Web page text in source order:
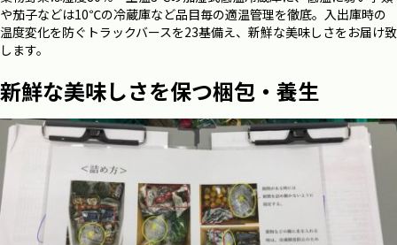
や茄子などは10℃の冷蔵庫など品目毎の適温管理を徹底。入出庫時の
温度変化を防ぐトラックバースを23基備え、新鮮な美味しさをお届け致
します。
新鮮な美味しさを保つ梱包・養生